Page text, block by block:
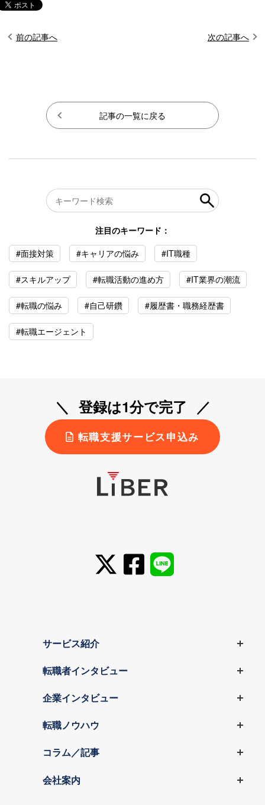
前の記事へ 次の記事へ
記事の一覧に戻る
注目のキーワード：
#面接対策
#キャリアの悩み #IT職種
#スキルアップ #転職活動の進め方 #IT業界の潮流
#転職の悩み #自己研鑽 #履歴書・職務経歴書
#転職エージェント
登録は1分で完了
転職支援サービス申込み
サービス紹介
転職者インタビュー
企業インタビュー
転職ノウハウ
コラム／記事
会社案内